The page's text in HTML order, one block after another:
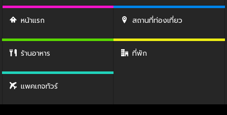
หน้าแรก สถานที่ท่องเที่ยว
ร้านอาหาร ที่พัก
แพคเกจทัวร์